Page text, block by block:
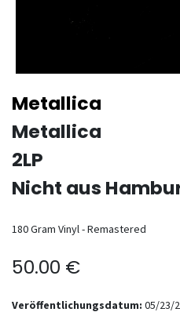
Metallica
Metallica
2LP
Nicht aus
180 Gram Vinyl - Remastered
50.00 €
Veröffentlichungsdatum: 05/23/